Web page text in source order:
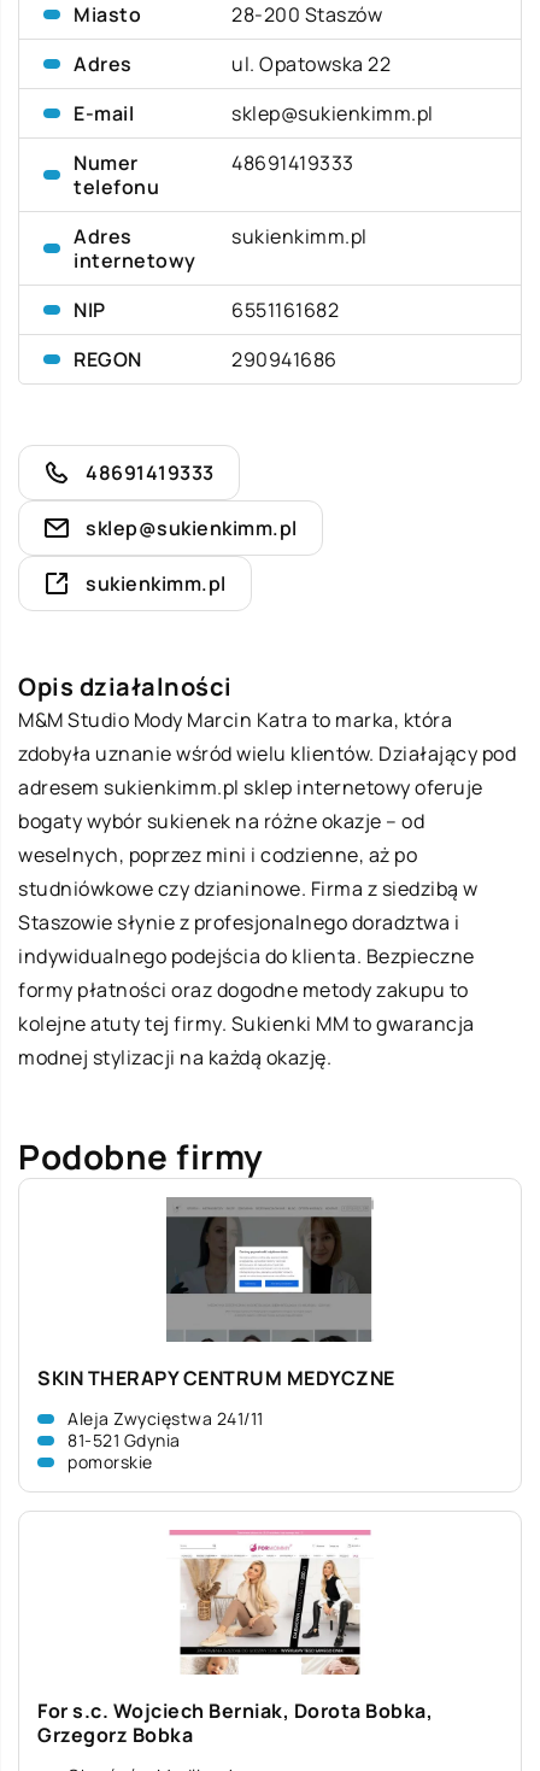
Miasto
28-200 Staszów
Adres
ul. Opatowska 22
E-mail
sklep@sukienkimm.pl
Numer
telefonu
48691419333
Adres
internetowy
sukienkimm.pl
NIP
6551161682
REGON
290941686
48691419333
sklep@sukienkimm.pl
sukienkimm.pl
Opis działalności
M&M Studio Mody Marcin Katra to marka, która
zdobyła uznanie wśród wielu klientów. Działający pod
adresem sukienkimm.pl sklep internetowy oferuje
bogaty wybór sukienek na różne okazje – od
weselnych, poprzez mini i codzienne, aż po
studniówkowe czy dzianinowe. Firma z siedzibą w
Staszowie słynie z profesjonalnego doradztwa i
indywidualnego podejścia do klienta. Bezpieczne
formy płatności oraz dogodne metody zakupu to
kolejne atuty tej firmy. Sukienki MMto gwarancja
modnej stylizacji na każdą okazję.
Podobne firmy
SKIN THERAPY CENTRUM MEDYCZNE
Aleja Zwycięstwa 241/11
81-521 Gdynia
pomorskie
For s.c. Wojciech Berniak, Dorota Bobka,
Grzegorz Bobka